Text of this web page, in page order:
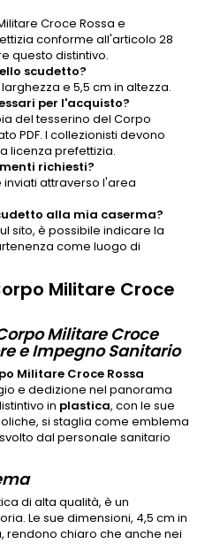
Croce Rossa e
conforme all'articolo 28
questo distintivo.
scudetto?
e 5,5 cm in altezza.
per l'acquisto?
del tesserino del Corpo
PDF. I collezionisti devono
licenza prefettizia.
richiesti?
attraverso l'area
alla mia caserma?
sito, è possibile indicare la
come luogo di
Militare Croce
Militare Croce
e Impegno Sanitario
Militare Croce Rossa
e dedizione nel panorama
in plastica, con le sue
si staglia come emblema
dal personale sanitario
di alta qualità, è un
Le sue dimensioni, 4,5 cm in
rendono chiaro che anche nei